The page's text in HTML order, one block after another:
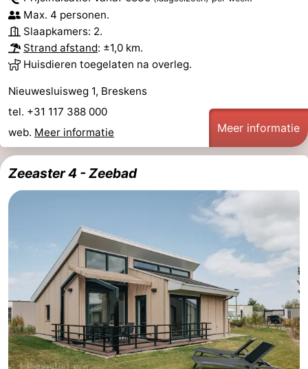
Max. 4 personen.
Slaapkamers: 2.
Strand afstand: ±1,0 km.
Huisdieren toegelaten na overleg.
Nieuwesluisweg 1, Breskens
tel. +31 117 388 000
web. Meer informatie Meer informatie
Zeeaster 4 - Zeebad